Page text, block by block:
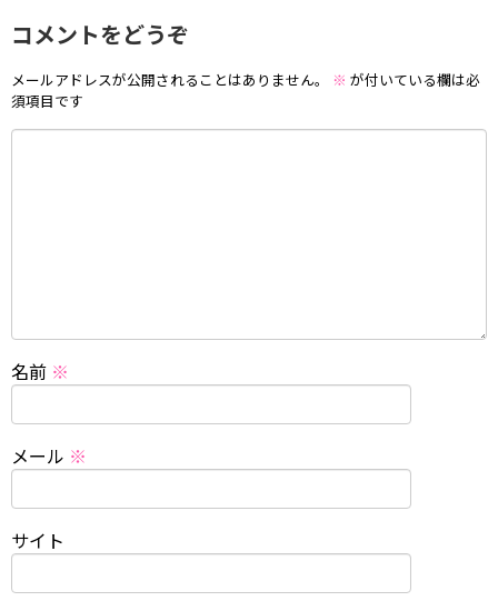
コメントをどうぞ
メールアドレスが公開されることはありません。 ※ が付いている欄は必
須項目です
名前 ※
メール ※
サイト